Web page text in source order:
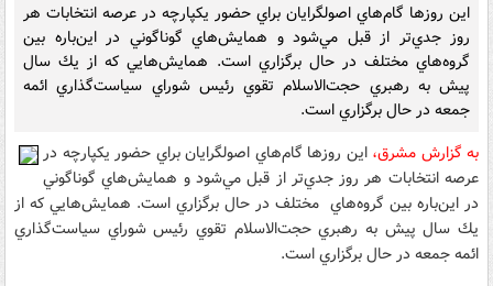
اين روزها گام‌هاي اصولگرايان براي حضور يكپارچه در عرصه انتخابات هر
روز جدي‌تر از قبل مي‌شود و همايش‌هاي گوناگوني در اين‌باره بين
گروه‌‌هاي مختلف در حال برگزاري است. همايش‌هايي كه از يك سال
پيش به رهبري حجت‌الاسلام تقوي رئيس شوراي سياست‌گذاري ائمه
جمعه در حال برگزاري است.
به گزارش مشرق، اين روزها گام‌هاي اصولگرايان براي حضور يكپارچه در
عرصه انتخابات هر روز جدي‌تر از قبل مي‌شود و همايش‌هاي گوناگوني
در اين‌باره بين گروه‌‌هاي مختلف در حال برگزاري است. همايش‌هايي كه از
يك سال پيش به رهبري حجت‌الاسلام تقوي رئيس شوراي سياست‌گذاري
ائمه جمعه در حال برگزاري است.